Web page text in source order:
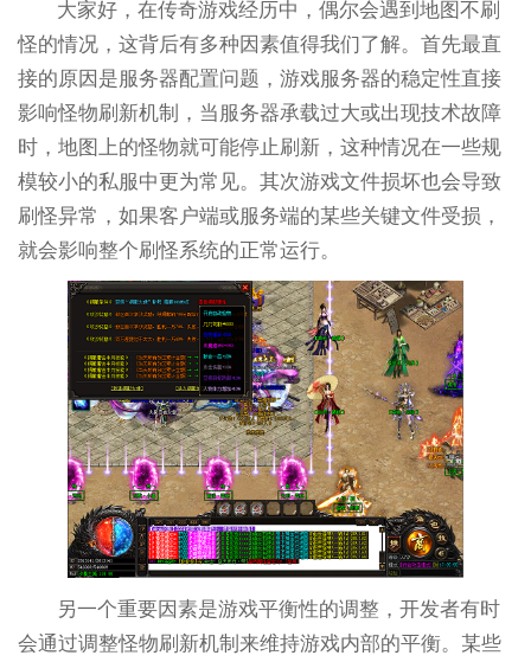
大家好，在传奇游戏经历中，偶尔会遇到地图不刷
怪的情况，这背后有多种因素值得我们了解。首先最直
接的原因是服务器配置问题，游戏服务器的稳定性直接
影响怪物刷新机制，当服务器承载过大或出现技术故障
时，地图上的怪物就可能停止刷新，这种情况在一些规
模较小的私服中更为常见。其次游戏文件损坏也会导致
刷怪异常，如果客户端或服务端的某些关键文件受损，
就会影响整个刷怪系统的正常运行。
另一个重要因素是游戏平衡性的调整，开发者有时
会通过调整怪物刷新机制来维持游戏内部的平衡。某些